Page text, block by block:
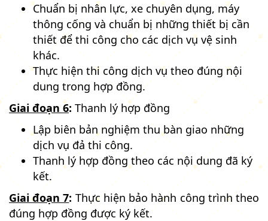
Chuẩn bị nhân lực, xe chuyên dụng, máy
thông cống và chuẩn bị những thiết bị cần
thiết để thi công cho các dịch vụ vệ sinh
khác.
Thực hiện thi công dịch vụ theo đúng nội
dung trong hợp đồng.
Giai đoạn 6: Thanh lý hợp đồng
Lập biên bản nghiệm thu bàn giao những
dịch vụ đả thi công.
Thanh lý hợp đồng theo các nội dung đã ký
kết.
Giai đoạn 7: Thực hiện bảo hành công trình theo
đúng hợp đồng được ký kết.